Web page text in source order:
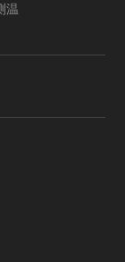
温